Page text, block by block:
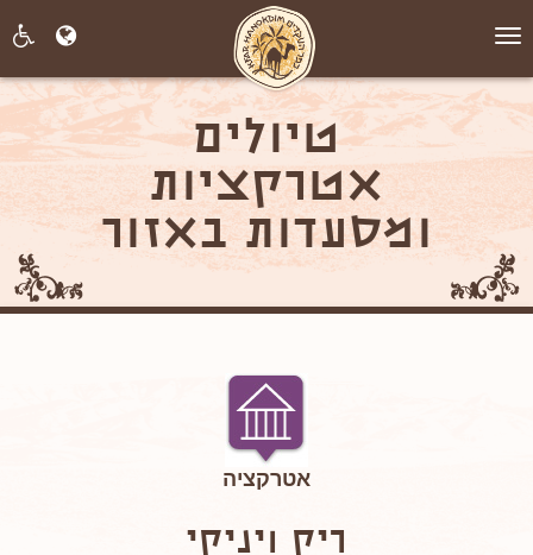
תפריט
טיולים
אטרקציות
ומסעדות באזור
אטרקציה
ריק ויניקי